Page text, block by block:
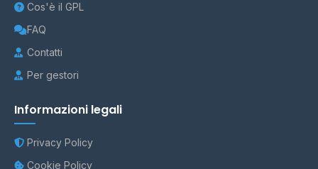
Cos'è il GPL
FAQ
Contatti
Per gestori
Informazioni legali
Privacy Policy
Cookie Policy